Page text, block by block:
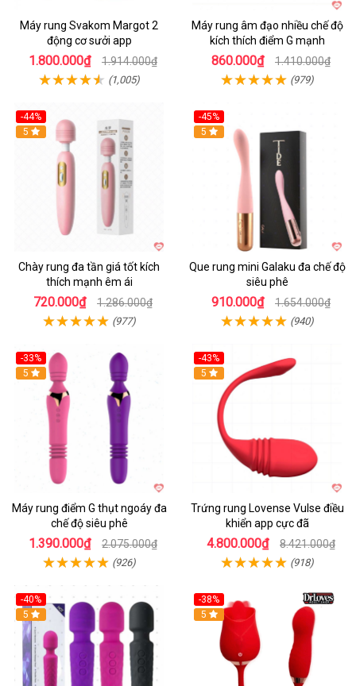
Máy rung Svakom Margot 2
động cơ sưởi app
1.800.000₫ 1.914.000₫
(1,005)
Máy rung âm đạo nhiều chế độ
kích thích điểm G mạnh
860.000₫ 1.410.000₫
(979)
-44%
Hot
5
Chày rung đa tần giá tốt kích
thích mạnh êm ái
720.000₫ 1.286.000₫
(977)
-45%
Hot
5
Que rung mini Galaku đa chế độ
siêu phê
910.000₫ 1.654.000₫
(940)
-33%
Hot
5
Máy rung điểm G thụt ngoáy đa
chế độ siêu phê
1.390.000₫ 2.075.000₫
(926)
-43%
Hot
5
Trứng rung Lovense Vulse điều
khiển app cực đã
4.800.000₫ 8.421.000₫
(918)
-40%
5
-38%
Hot
5